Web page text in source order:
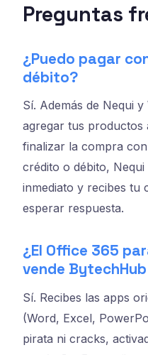
Preguntas
¿Puedo pagar
débito?
Sí. Además de Nequi
agregar tus productos
finalizar la compra
crédito o débito, Nequi
inmediato y recibes tu
esperar respuesta.
¿El Office 365
vende
Sí. Recibes las apps
(Word, Excel,
pirata ni cracks,